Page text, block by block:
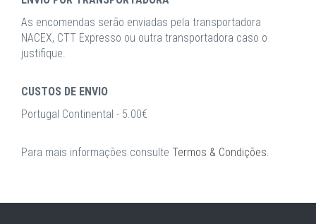
As encomendas serão enviadas pela transportadora
NACEX, CTT Expresso ou outra transportadora caso o
justifique.
CUSTOS DE ENVIO
Portugal Continental - 5.00€
Para mais informações consulte Termos & Condições.